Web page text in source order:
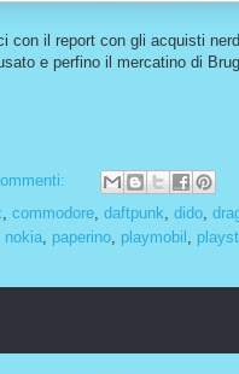
con il report con gli acquisti
e perfino il mercatino di
commodore daftpunk dido
nokia paperino playmobil